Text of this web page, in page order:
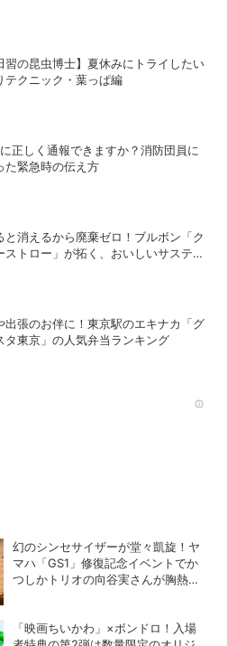
習の昆虫博士】夏休みにトライしたい
テクニック・葉っぱ編
正しく通報できますか？消防団員に
た緊急時の伝え方
と消えるから廃棄ゼロ！ブルボン「ク
ストロー」が拓く、おいしいサステナ
出張のお伴に！東京駅のエキナカ「グ
タ東京」の人気弁当ランキング
幻のシンセサイザーが堂々凱旋！ヤ
マハ「GS1」修復記念イベントでか
つしかトリオの向谷実さんが胸熱ト
「映画ちいかわ」×ボンドロ！入場